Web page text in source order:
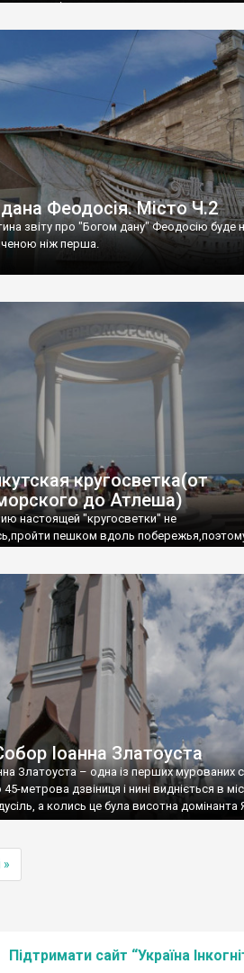
цього літа.
Феодосія. Місто Ч.2
звіту про "Богом дану" Феодосію буде
ніж перша.
кругосветка(от
до Атлеша)
настоящей "кругосветки" не
пешком вдоль
Іоанна Златоуста
Златоуста – одна із перших мурованих
метрова дзвіниця і нині видніється в
а колись це була висотна домінанта
»
Підтримати сайт “Україна